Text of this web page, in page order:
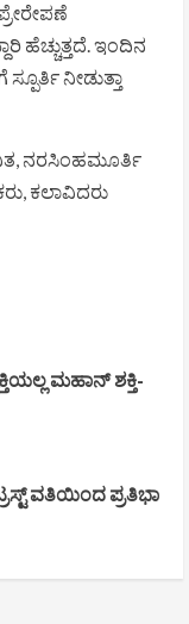
ಹೆಚ್ಚುತ್ತದೆ. ಇಂದಿನ
ನೀಡುತ್ತಾ
ನರಸಿಂಹಮೂರ್ತಿ
ಕಲಾವಿದರು
ಮಹಾನ್ ಶಕ್ತಿ-
ವತಿಯಿಂದ ಪ್ರತಿಭಾ